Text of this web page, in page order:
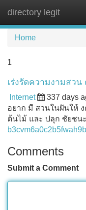
directory legit
Home
1
เร่งรัดความงามสวน
Internet 337 days
อยาก มี สวนในฝันให้
ต้นไม้ และ ปลุก ชัยชนะ
Comments
Submit a Comment